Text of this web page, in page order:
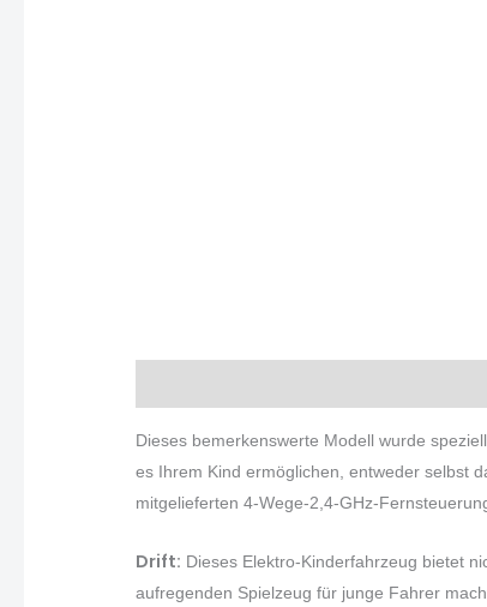
Dieses bemerkenswerte Modell wurde
es Ihrem Kind ermöglichen, entweder selbst
mitgelieferten 4-Wege-2,4-GHz-
Drift: Dieses Elektro-Kinderfahrzeug bietet
aufregenden Spielzeug für junge Fahrer